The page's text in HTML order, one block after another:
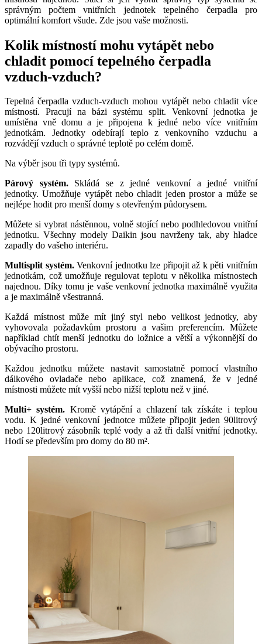
správným počtem vnitřních jednotek tepelného čerpadla pro
optimální komfort všude. Zde jsou vaše možnosti.
Kolik místností mohu vytápět nebo
chladit pomocí tepelného čerpadla
vzduch-vzduch?
Tepelná čerpadla vzduch-vzduch mohou vytápět nebo chladit více
místností. Pracují na bázi systému split. Venkovní jednotka je
umístěna vně domu a je připojena k jedné nebo více vnitřním
jednotkám. Jednotky odebírají teplo z venkovního vzduchu a
rozvádějí vzduch o správné teplotě po celém domě.
Na výběr jsou tři typy systémů.
Párový systém. Skládá se z jedné venkovní a jedné vnitřní
jednotky. Umožňuje vytápět nebo chladit jeden prostor a může se
nejlépe hodit pro menší domy s otevřeným půdorysem.
Můžete si vybrat nástěnnou, volně stojící nebo podhledovou vnitřní
jednotku. Všechny modely Daikin jsou navrženy tak, aby hladce
zapadly do vašeho interiéru.
Multisplit systém.Venkovní jednotku lze připojit až k pěti vnitřním
jednotkám, což umožňuje regulovat teplotu v několika místnostech
najednou. Díky tomu je vaše venkovní jednotka maximálně využita
a je maximálně všestranná.
Každá místnost může mít jiný styl nebo velikost jednotky, aby
vyhovovala požadavkům prostoru a vašim preferencím. Můžete
například chtít menší jednotku do ložnice a větší a výkonnější do
obývacího prostoru.
Každou jednotku můžete nastavit samostatně pomocí vlastního
dálkového ovladače nebo aplikace, což znamená, že v jedné
místnosti můžete mít vyšší nebo nižší teplotu než v jiné.
Multi+ systém. Kromě vytápění a chlazení tak získáte i teplou
vodu. K jedné venkovní jednotce můžete připojit jeden 90litrový
nebo 120litrový zásobník teplé vody a až tři další vnitřní jednotky.
Hodí se především pro domy do 80 m².